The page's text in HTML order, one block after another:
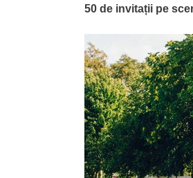
50 de invitații pe